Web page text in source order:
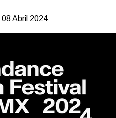
08 Abril 2024